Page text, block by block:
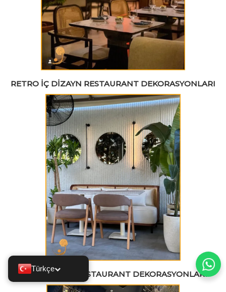
Türkçe
RETRO İÇ DIZAYN RESTAURANT DEKORASYONLARI
RETRO TARZI RESTAURANT DEKORASYONLARI